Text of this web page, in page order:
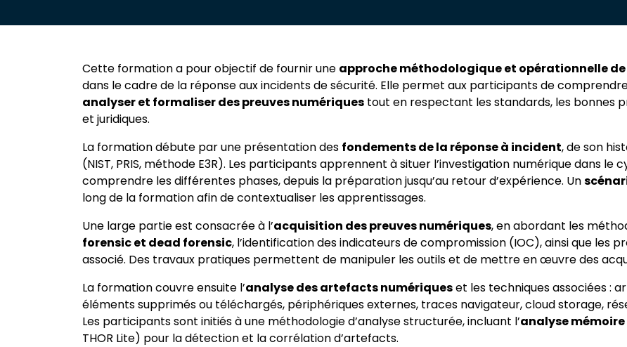
Cette formation a pour objectif de fournir une approche méthodologique et opérationnelle
dans le cadre de la réponse aux incidents de sécurité. Elle permet aux participants de
analyser et formaliser des preuves numériques tout en respectant les standards, les bonnes
et juridiques.
La formation débute par une présentation des fondements de la réponse à incident, de son
(NIST, PRIS, méthode E3R). Les participants apprennent à situer l’investigation numérique dans le
comprendre les différentes phases, depuis la préparation jusqu’au retour d’expérience. Un
long de la formation afin de contextualiser les apprentissages.
Une large partie est consacrée à l’acquisition des preuves numériques, en abordant les
forensic et dead forensic, l’identification des indicateurs de compromission (IOC), ainsi que les
associé. Des travaux pratiques permettent de manipuler les outils et de mettre en œuvre des
La formation couvre ensuite l’analyse des artefacts numériqueset les techniques associées :
éléments supprimés ou téléchargés, périphériques externes, traces navigateur, cloud storage,
Les participants sont initiés à une méthodologie d’analyse structurée, incluant l’analyse mémoire
THOR Lite) pour la détection et la corrélation d’artefacts.